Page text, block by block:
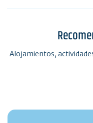
Alojamientos,